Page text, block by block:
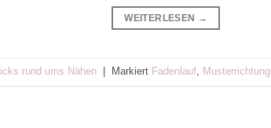
WEITERLESEN →
rund ums Nähen Markiert Fadenlauf, Musterrichtung